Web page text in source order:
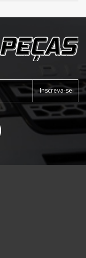
Inscreva-se